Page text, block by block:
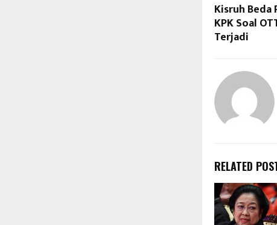
Kisruh
KPK Soal
Terjadi
RELATED